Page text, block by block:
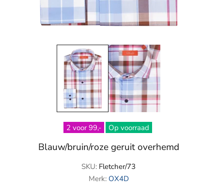
2 voor 99,- Op voorraad
Blauw/bruin/roze geruit overhemd
SKU: Fletcher/73
Merk: OX4D